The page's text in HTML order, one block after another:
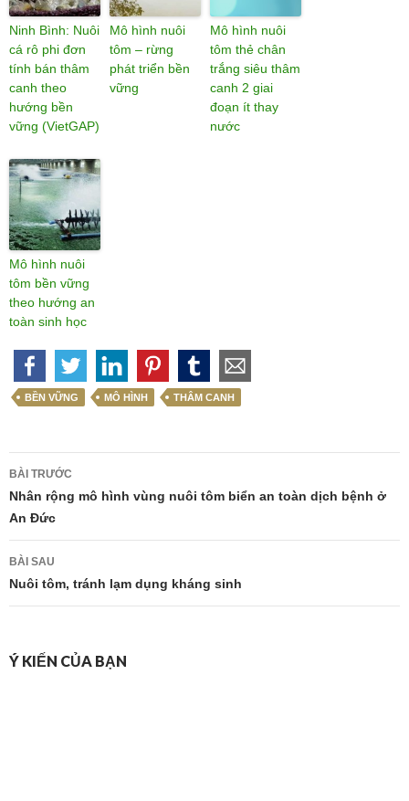
Ninh Bình: Nuôi
cá rô phi đơn
tính bán thâm
canh theo
hướng bền
vững (VietGAP)
Mô hình nuôi
tôm – rừng
phát triển bền
vững
Mô hình nuôi
tôm thẻ chân
trắng siêu thâm
canh 2 giai
đoạn ít thay
nước
Mô hình nuôi
tôm bền vững
theo hướng an
toàn sinh học
BỀN VỮNG MÔ HÌNH THÂM CANH
Điều
hướng
bài
viết
BÀI TRƯỚC
Nhân rộng mô hình vùng nuôi tôm biển an toàn dịch bệnh ở
An Đức
BÀI SAU
Nuôi tôm, tránh lạm dụng kháng sinh
Ý KIẾN CỦA BẠN